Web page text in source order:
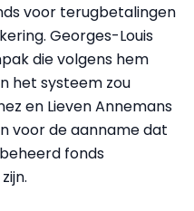
voor terugbetalingen
Georges-Louis
die volgens hem
het systeem zou
en Lieven Annemans
voor de aanname dat
fonds